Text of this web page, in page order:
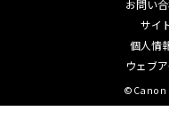
お問い
サイ
個人情
ウェブ
©Canon